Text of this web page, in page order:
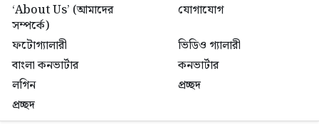
‘About Us’ (আমাদের
সম্পর্কে)
যোগাযোগ
ফটোগ্যালারী
ভিডিও গ্যালারী
বাংলা কনভার্টার
কনভার্টার
লগিন
প্রচ্ছদ
প্রচ্ছদ